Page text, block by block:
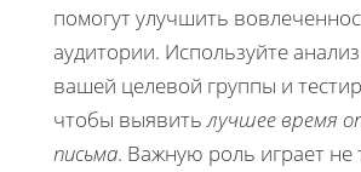
помогут улучшить
аудитории. Используйте
вашей целевой группы и
чтобы выявитьлучшее время
письма. Важную роль играет не